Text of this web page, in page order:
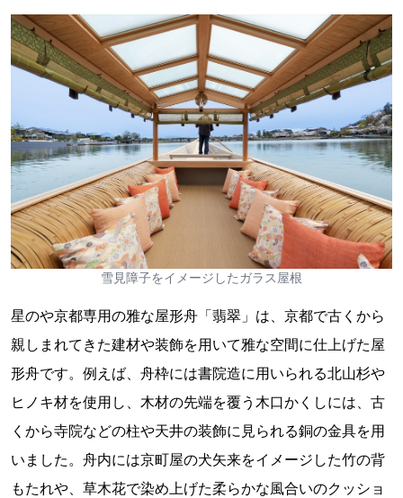
雪見障子をイメージしたガラス屋根
星のや京都専用の雅な屋形舟「翡翠」は、京都で古くから
親しまれてきた建材や装飾を用いて雅な空間に仕上げた屋
形舟です。例えば、舟枠には書院造に用いられる北山杉や
ヒノキ材を使用し、木材の先端を覆う木口かくしには、古
くから寺院などの柱や天井の装飾に見られる銅の金具を用
いました。舟内には京町屋の犬矢来をイメージした竹の背
もたれや、草木花で染め上げた柔らかな風合いのクッショ